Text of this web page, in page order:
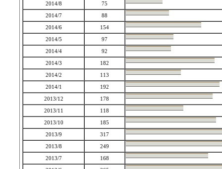
2014/8
75
2014/7
88
2014/6
154
2014/5
97
2014/4
92
2014/3
182
2014/2
113
2014/1
192
2013/12
178
2013/11
118
2013/10
185
2013/9
317
2013/8
249
2013/7
168